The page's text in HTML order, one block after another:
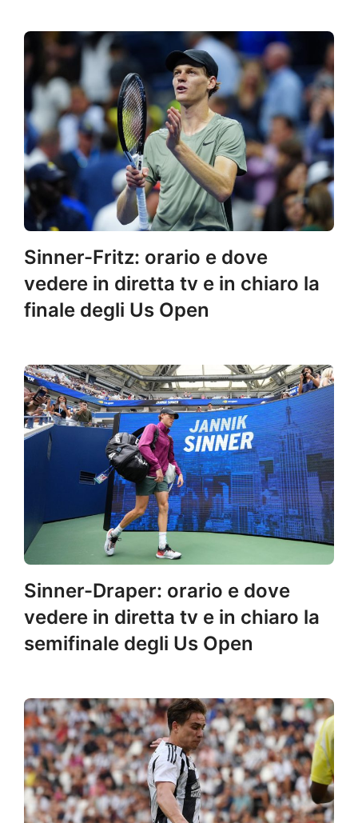
Sinner-Fritz: orario e dove
vedere in diretta tv e in chiaro la
finale degli Us Open
Sinner-Draper: orario e dove
vedere in diretta tv e in chiaro la
semifinale degli Us Open